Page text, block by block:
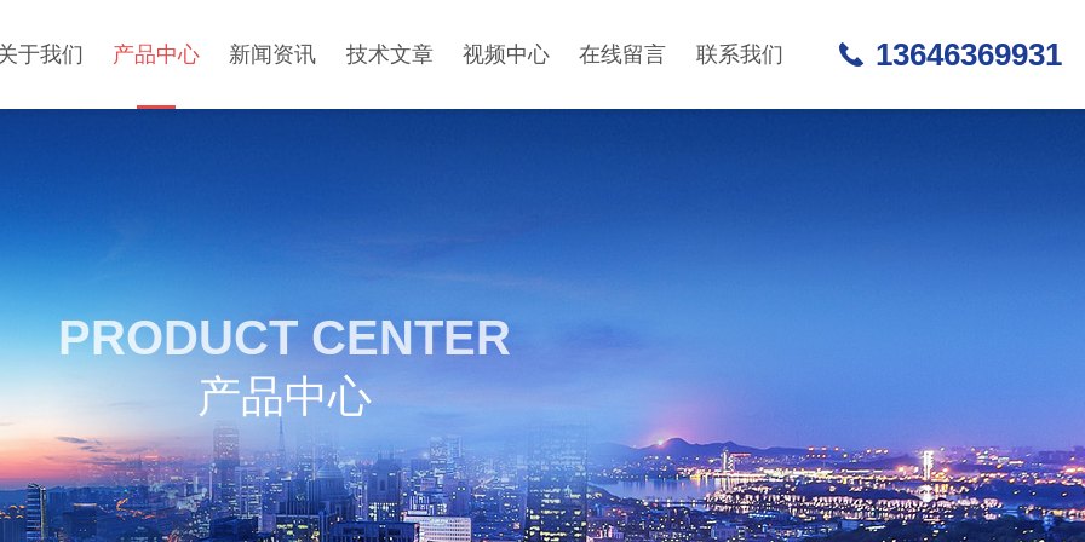
于我们 产品中心 新闻资讯 技术文章 视频中心 在线留言 联系我们 13646369931
PRODUCT CENTER
产品中心